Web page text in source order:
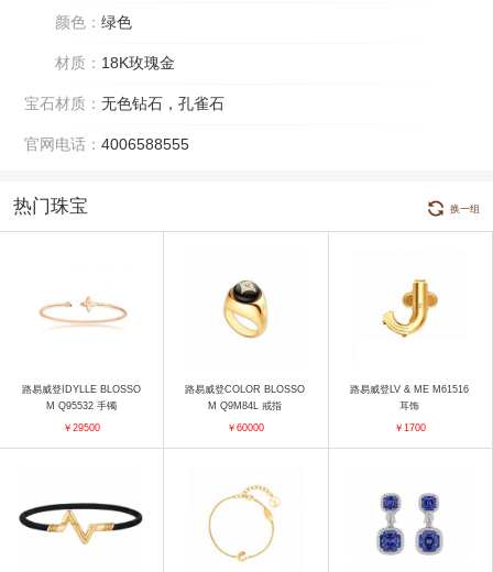
颜色： 绿色
材质： 18K玫瑰金
宝石材质： 无色钻石，孔雀石
官网电话： 4006588555
热门珠宝 换一组
路易威登IDYLLE BLOSSO
M Q95532 手镯
￥29500
路易威登COLOR BLOSSO
M Q9M84L 戒指
￥60000
路易威登LV & ME M61516
耳饰
￥1700